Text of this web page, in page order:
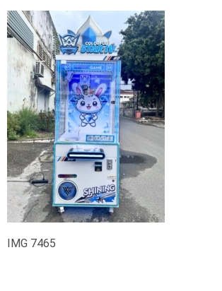
IMG 7465